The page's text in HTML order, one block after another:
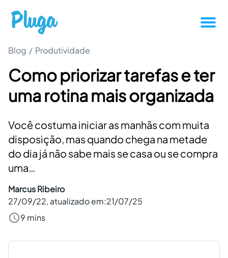
Produtividade
Novidades da Pluga
Casos de sucesso
Entrar
Criar conta grátis
Blog / Produtividade
Como priorizar tarefas e ter
uma rotina mais organizada
Você costuma iniciar as manhãs com muita
disposição, mas quando chega na metade
do dia já não sabe mais se casa ou se compra
uma…
Marcus Ribeiro
27/09/22, atualizado em:21/07/25
9 mins